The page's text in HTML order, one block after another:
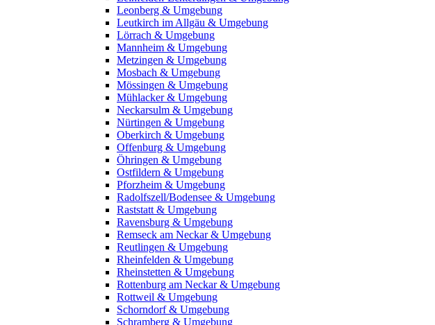
Leonberg & Umgebung
Leutkirch im Allgäu & Umgebung
Lörrach & Umgebung
Mannheim & Umgebung
Metzingen & Umgebung
Mosbach & Umgebung
Mössingen & Umgebung
Mühlacker & Umgebung
Neckarsulm & Umgebung
Nürtingen & Umgebung
Oberkirch & Umgebung
Offenburg & Umgebung
Öhringen & Umgebung
Ostfildern & Umgebung
Pforzheim & Umgebung
Radolfszell/Bodensee & Umgebung
Raststatt & Umgebung
Ravensburg & Umgebung
Remseck am Neckar & Umgebung
Reutlingen & Umgebung
Rheinfelden & Umgebung
Rheinstetten & Umgebung
Rottenburg am Neckar & Umgebung
Rottweil & Umgebung
Schorndorf & Umgebung
Schramberg & Umgebung